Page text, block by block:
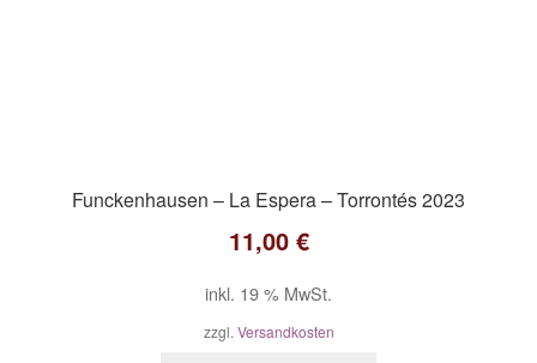
Funckenhausen – La Espera – Torrontés 2023
11,00 €
inkl. 19 % MwSt.
zzgl. Versandkosten